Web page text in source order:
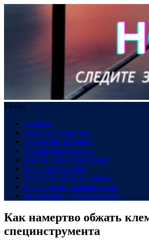
Меню
Главная
В сердце общества
Созидание и рынок
Финансовый компас
В пути: все о транспорте
Техно-революция
Рынок жилья в динамике
Здоровье под микроскопом
Инновации и возможности
Как намертво обжать
специнструмента